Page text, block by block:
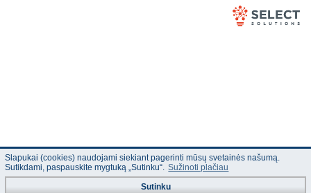
Slapukai (cookies) naudojami siekiant pagerinti mūsų svetainės našumą.
Sutikdami, paspauskite mygtuką „Sutinku“. Sužinoti plačiau
Sutinku